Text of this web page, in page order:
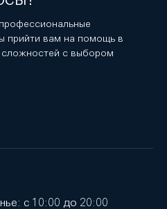
прийти вам на помощь в
с выбором
с 10:00 до 20:00